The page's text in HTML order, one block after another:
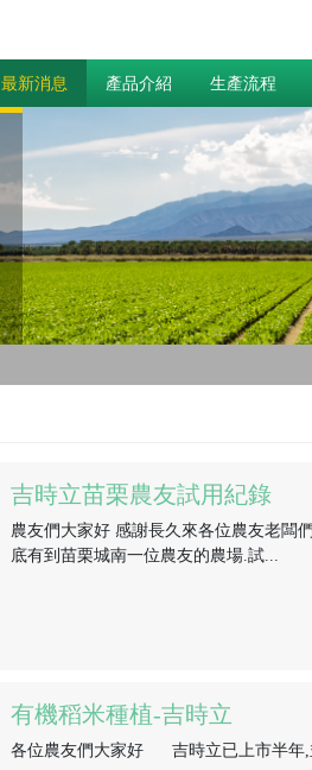
最新消息 產品介紹 生產流程
吉時立苗栗農友試用紀錄
農友們大家好 感謝長久來各位農友老闆
底有到苗栗城南一位農友的農場.試...
有機稻米種植-吉時立
各位農友們大家好 吉時立已上市半年,